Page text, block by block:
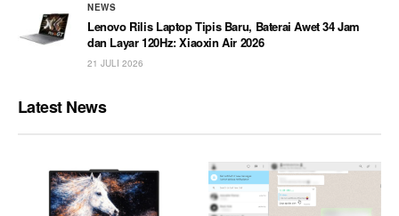
NEWS
Lenovo Rilis Laptop Tipis Baru, Baterai Awet 34 Jam
dan Layar 120Hz: Xiaoxin Air 2026
21 JULI 2026
Latest News